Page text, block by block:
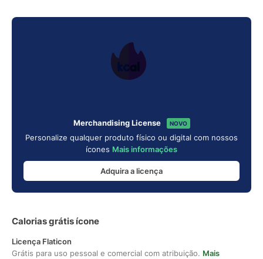
Merchandising License NOVO
Personalize qualquer produto físico ou digital com nossos
ícones Mais informações
Adquira a licença
Calorias grátis ícone
Licença Flaticon
Grátis para uso pessoal e comercial com atribuição. Mais